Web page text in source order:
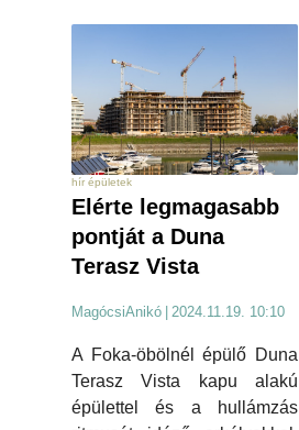
hír épületek
Elérte legmagasabb
pontját a Duna
Terasz Vista
MagócsiAnikó | 2024.11.19. 10:10
A Foka-öbölnél épülő Duna
Terasz Vista kapu alakú
épülettel és a hullámzás